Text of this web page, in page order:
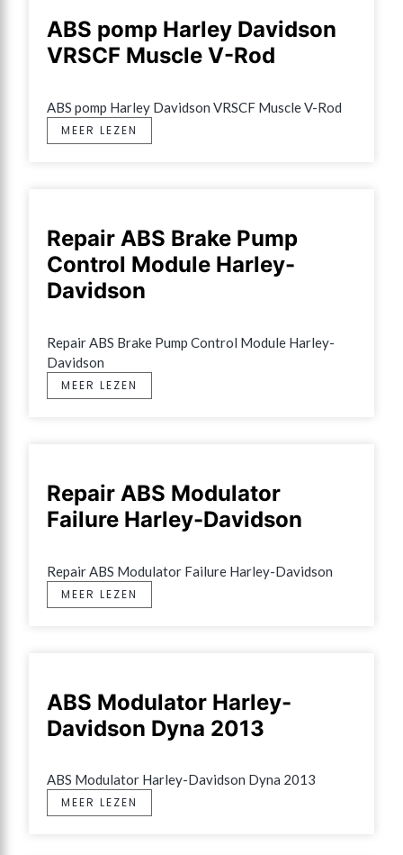
ABS pomp Harley Davidson
VRSCF Muscle V-Rod
ABS pomp Harley Davidson VRSCF Muscle V-Rod
MEER LEZEN
Repair ABS Brake Pump
Control Module Harley-
Davidson
Repair ABS Brake Pump Control Module Harley-
Davidson
MEER LEZEN
Repair ABS Modulator
Failure Harley-Davidson
Repair ABS Modulator Failure Harley-Davidson
MEER LEZEN
ABS Modulator Harley-
Davidson Dyna 2013
ABS Modulator Harley-Davidson Dyna 2013
MEER LEZEN